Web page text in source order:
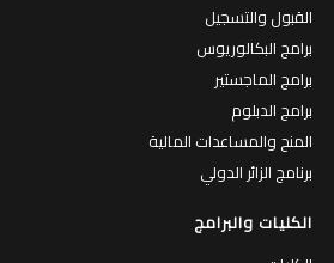
القبول والتسجيل
برامج البكالوريوس
برامج الماجستير
برامج الدبلوم
المنح والمساعدات المالية
برنامج الزائر الدولي
الكليات والبرامج